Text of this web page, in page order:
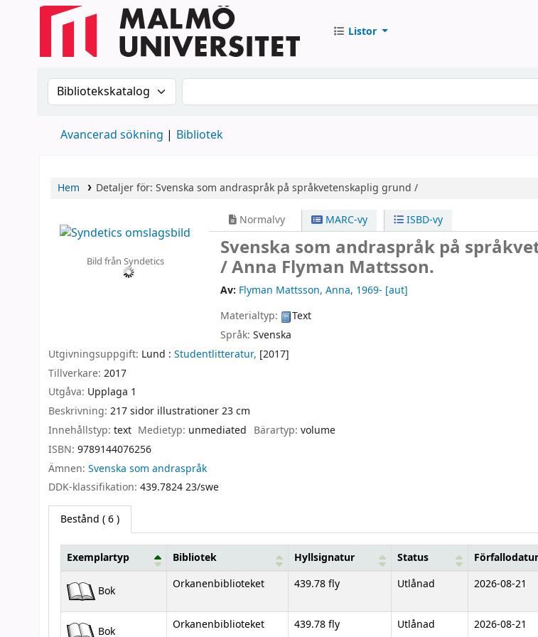
Listor
Sök i katalogen efter:Sök i katalogen
Avancerad sökning Bibliotek
Hem Detaljer för: Svenska som andraspråk på språkvetenskaplig grund /
Bild från Syndetics
Normalvy MARC-vy ISBD-vy
Svenska som andraspråk på
/Anna Flyman Mattsson.
Av: Flyman Mattsson, Anna, 1969- [aut]
Materialtyp:
Text
Språk:Svenska
Utgivningsuppgift: Lund : Studentlitteratur, [2017]
Tillverkare: 2017
Utgåva: Upplaga 1
Beskrivning: 217 sidor illustrationer 23 cm
Innehållstyp: text Medietyp: unmediated Bärartyp: volume
ISBN: 9789144076256
Ämnen: Svenska som andraspråk
DDK-klassifikation: 439.7824 23/swe
Bestånd ( 6 )
Bestånd
Exemplartyp Bibliotek Hyllsignatur Status
Bok Orkanenbiblioteket 439.78 fly Utlånad 2026-08-21
Bok Orkanenbiblioteket 439.78 fly Utlånad 2026-08-21